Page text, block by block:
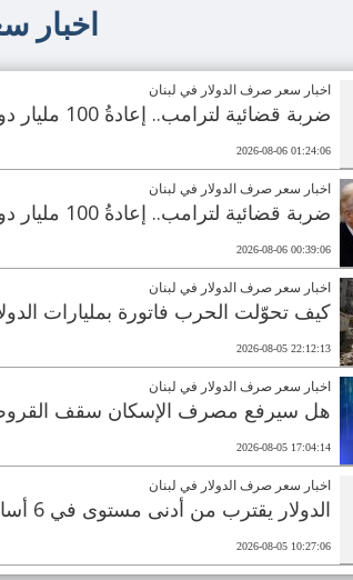
اخبار
اخبار سعر صرف الدولار في لبنان
ضربة قضائية لترامب.. إعادةُ 100 مليار دولار من الرسوم الجمركية
2026-08-06 01:24:06
اخبار سعر صرف الدولار في لبنان
ضربة قضائية لترامب.. إعادةُ 100 مليار دولار من الرسوم الجمركية
2026-08-06 00:39:06
اخبار سعر صرف الدولار في لبنان
كيف تحوّلت الحرب فاتورة بمليارات
2026-08-05 22:12:13
اخبار سعر صرف الدولار في لبنان
هل سيرفع مصرف الإسكان سقف القروض إلى 150
2026-08-05 17:04:14
اخبار سعر صرف الدولار في لبنان
الدولار يقترب من أدنى مستوى في 6 أسابيع
2026-08-05 10:27:06